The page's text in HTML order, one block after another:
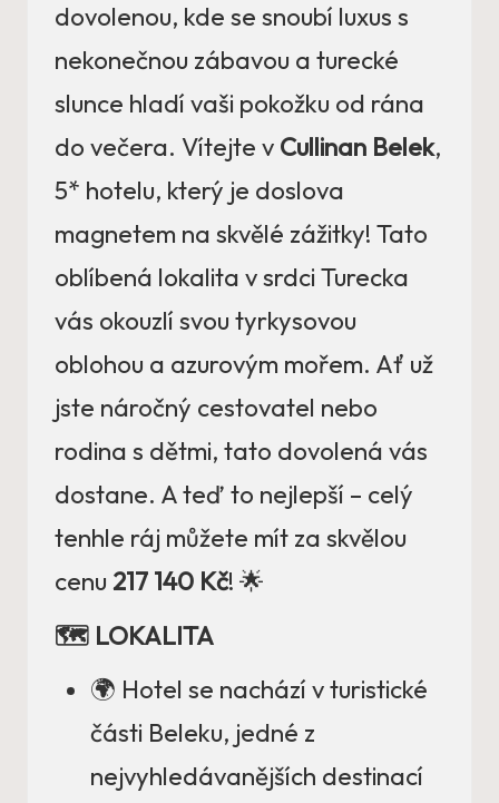
dovolenou, kde se snoubí luxus s
nekonečnou zábavou a turecké
slunce hladí vaši pokožku od rána
do večera. Vítejte v Cullinan Belek,
5* hotelu, který je doslova
magnetem na skvělé zážitky! Tato
oblíbená lokalita v srdci Turecka
vás okouzlí svou tyrkysovou
oblohou a azurovým mořem. Ať už
jste náročný cestovatel nebo
rodina s dětmi, tato dovolená vás
dostane. A teď to nejlepší – celý
tenhle ráj můžete mít za skvělou
cenu 217 140 Kč! 🌟
🗺️ LOKALITA
🌍 Hotel se nachází v turistické
části Beleku, jedné z
nejvyhledávanějších destinací